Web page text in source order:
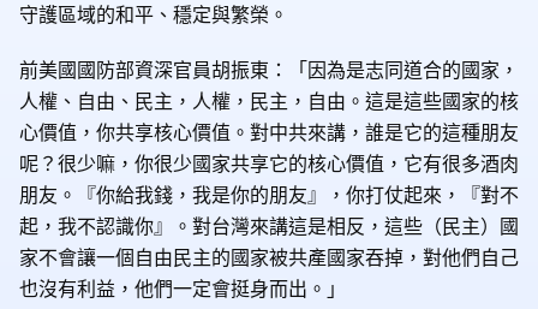
守護區域的和平、穩定與繁榮。
前美國國防部資深官員胡振東：「因為是志同道合的國家，
人權、自由、民主，人權，民主，自由。這是這些國家的核
心價值，你共享核心價值。對中共來講，誰是它的這種朋友
呢？很少嘛，你很少國家共享它的核心價值，它有很多酒肉
朋友。『你給我錢，我是你的朋友』，你打仗起來，『對不
起，我不認識你』。對台灣來講這是相反，這些（民主）國
家不會讓一個自由民主的國家被共產國家吞掉，對他們自己
也沒有利益，他們一定會挺身而出。」